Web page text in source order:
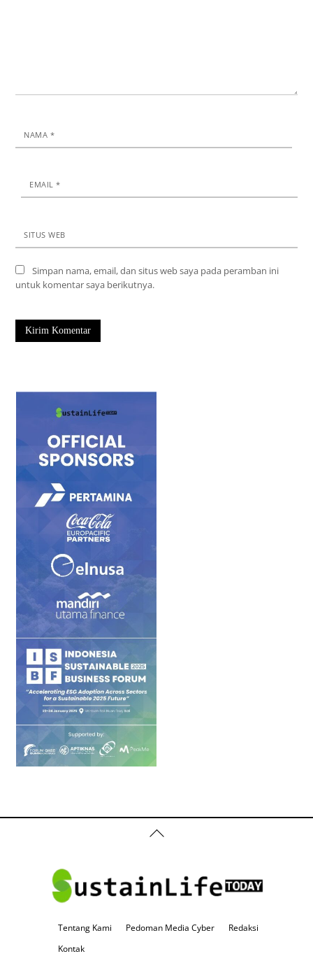
NAMA *
EMAIL*
SITUS WEB
Simpan nama, email, dan situs web saya pada peramban ini
untuk komentar saya berikutnya.
Back
To
Tentang Kami Pedoman Media Cyber
Redaksi
Kontak